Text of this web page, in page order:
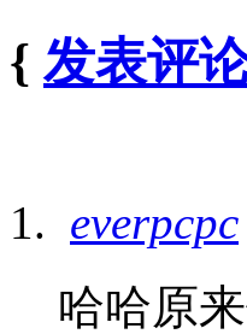
{发表评
everpcpc
哈哈原